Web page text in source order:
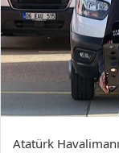
Atatürk